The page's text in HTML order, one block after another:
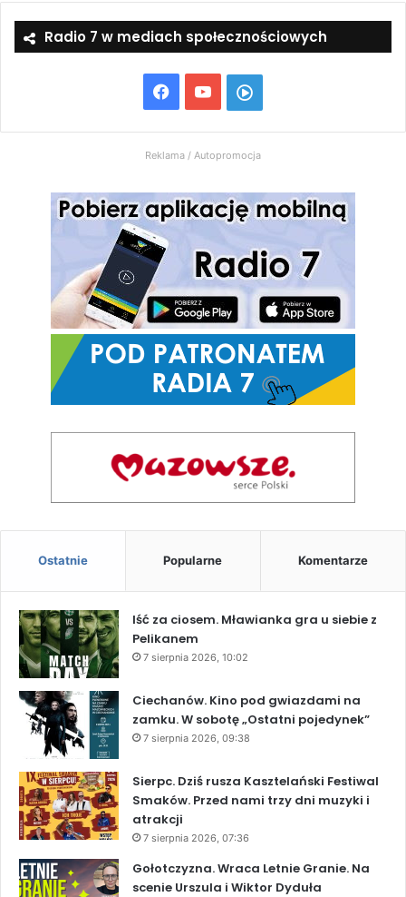
Radio 7 w mediach społecznościowych
Facebook
YouTubeWłącz
Radio
7
Reklama / Autopromocja
Ostatnie Popularne Komentarze
Iść za ciosem. Mławianka gra u siebie z
Pelikanem
7 sierpnia 2026, 10:02
Ciechanów. Kino pod gwiazdami na
zamku. W sobotę „Ostatni pojedynek”
7 sierpnia 2026, 09:38
Sierpc. Dziś rusza Kasztelański Festiwal
Smaków. Przed nami trzy dni muzyki i
atrakcji
7 sierpnia 2026, 07:36
Gołotczyzna. Wraca Letnie Granie. Na
scenie Urszula i Wiktor Dyduła